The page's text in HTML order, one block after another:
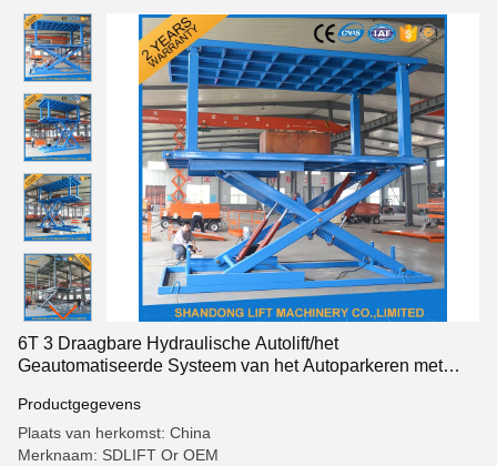
6T 3 Draagbare Hydraulische Autolift/het
Geautomatiseerde Systeem van het Autoparkeren met
Productgegevens
Plaats van herkomst: China
Merknaam: SDLIFT Or OEM